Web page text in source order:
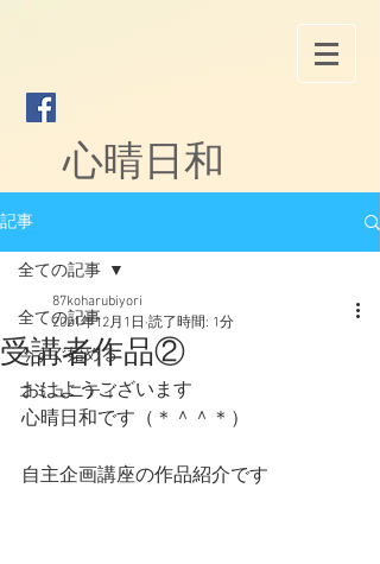
心晴日和
記事
全ての記事
今すぐ始める
コミュニティ
全ての記事
受講者作品②
87koharubiyori
2021年12月1日 読了時間: 1分
おはようございます
心晴日和です（＊＾＾＊）
自主企画講座の作品紹介です